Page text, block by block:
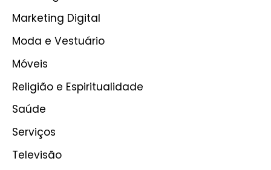
Marketing Digital
Moda e Vestuário
Móveis
Religião e Espiritualidade
Saúde
Serviços
Televisão